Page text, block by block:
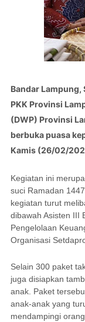
Bandar
PKK Provinsi
(DWP) Provinsi
berbuka puasa
Kamis (26/02/
Kegiatan ini
suci Ramadan
kegiatan turut
dibawah Asisten III
Pengelolaan
Organisasi
Selain 300 paket
juga disiapkan
anak. Paket
anak-anak yang
mendampingi